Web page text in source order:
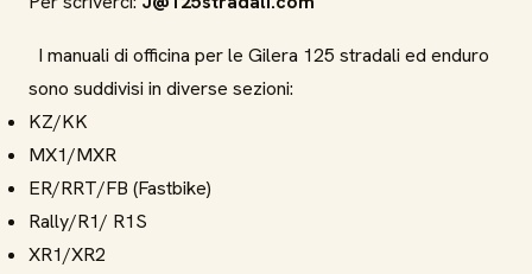
I manuali di officina per le Gilera 125 stradali ed enduro
sono suddivisi in diverse sezioni:
KZ/KK
MX1/MXR
ER/RRT/FB (Fastbike)
Rally/R1/ R1S
XR1/XR2